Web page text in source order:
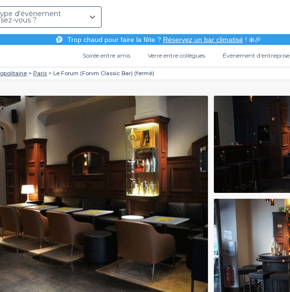
d'évènement
vous ?
Trop chaud pour faire la fête ? Réservez un bar climatisé! ❄️🎉
Soirée entre amis Verre entre collègues Évènement d'entreprise
Paris Le Forum (Forvm Classic Bar) (fermé)